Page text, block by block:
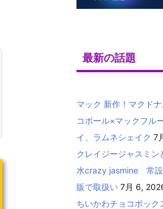
最新の話題
マック 新作！マクド
コボール×マックフル
イ、ラムネシェイク 7
クレイジージャスミ
水crazy jasmine 常設
販で取扱い 7月 6,
ちいかわチョコボック